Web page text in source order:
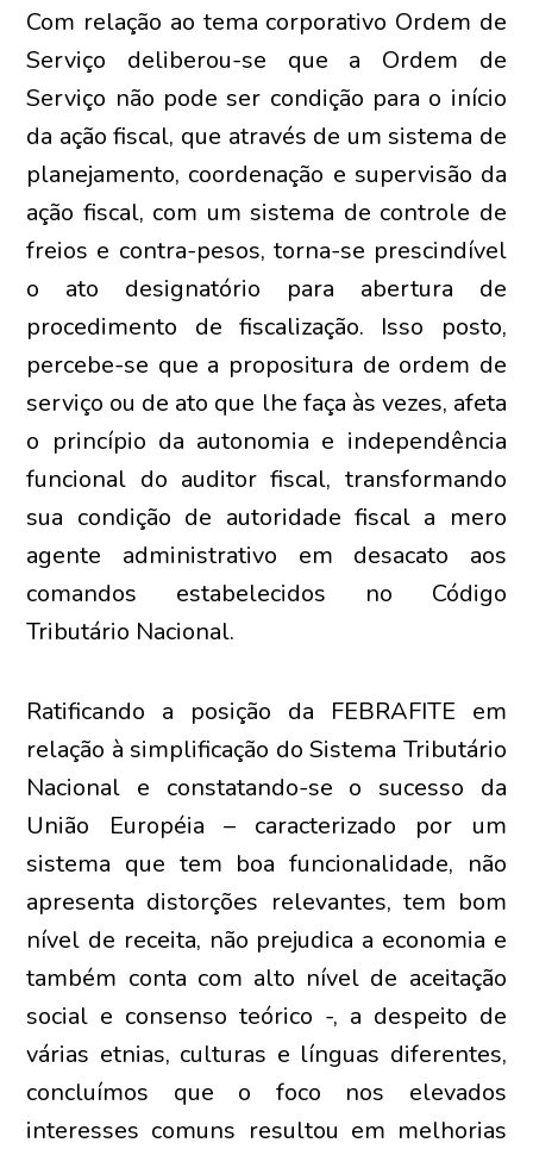
Com relação ao tema corporativo Ordem de
Serviço deliberou-se que a Ordem de
Serviço não pode ser condição para o início
da ação fiscal, que através de um sistema de
planejamento, coordenação e supervisão da
ação fiscal, com um sistema de controle de
freios e contra-pesos, torna-se prescindível
o ato designatório para abertura de
procedimento de fiscalização. Isso posto,
percebe-se que a propositura de ordem de
serviço ou de ato que lhe faça às vezes, afeta
o princípio da autonomia e independência
funcional do auditor fiscal, transformando
sua condição de autoridade fiscal a mero
agente administrativo em desacato aos
comandos estabelecidos no Código
Tributário Nacional.
Ratificando a posição da FEBRAFITE em
relação à simplificação do Sistema Tributário
Nacional e constatando-se o sucesso da
União Européia – caracterizado por um
sistema que tem boa funcionalidade, não
apresenta distorções relevantes, tem bom
nível de receita, não prejudica a economia e
também conta com alto nível de aceitação
social e consenso teórico -, a despeito de
várias etnias, culturas e línguas diferentes,
concluímos que o foco nos elevados
interesses comuns resultou em melhorias